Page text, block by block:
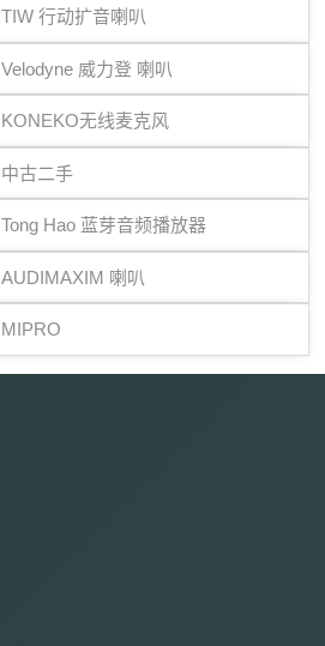
TIW 行动扩音喇叭
Velodyne 威力登 喇叭
KONEKO无线麦克风
中古二手
Tong Hao 蓝芽音频播放器
AUDIMAXIM 喇叭
MIPRO